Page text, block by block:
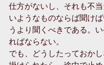
仕方がないし、それも不
いようなものならば聞け
うより聞くべきである。
ればならない。
でも、どうしたっておか